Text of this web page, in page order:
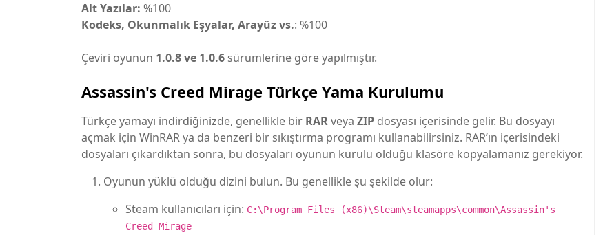
Alt Yazılar: %100
Kodeks, Okunmalık Eşyalar, Arayüz vs.: %100
Çeviri oyunun 1.0.8 ve 1.0.6 sürümlerine göre yapılmıştır.
Assassin's Creed Mirage Türkçe Yama Kurulumu
Türkçe yamayı indirdiğinizde, genellikle bir RARveya ZIP dosyası içerisinde gelir. Bu dosyayı
açmak için WinRAR ya da benzeri bir sıkıştırma programı kullanabilirsiniz. RAR’ın içerisindeki
dosyaları çıkardıktan sonra, bu dosyaları oyunun kurulu olduğu klasöre kopyalamanız gerekiyor.
Oyunun yüklü olduğu dizini bulun. Bu genellikle şu şekilde olur:
Steam kullanıcıları için: C:\Program Files (x86)\Steam\steamapps\common\Assassin's
Creed Mirage